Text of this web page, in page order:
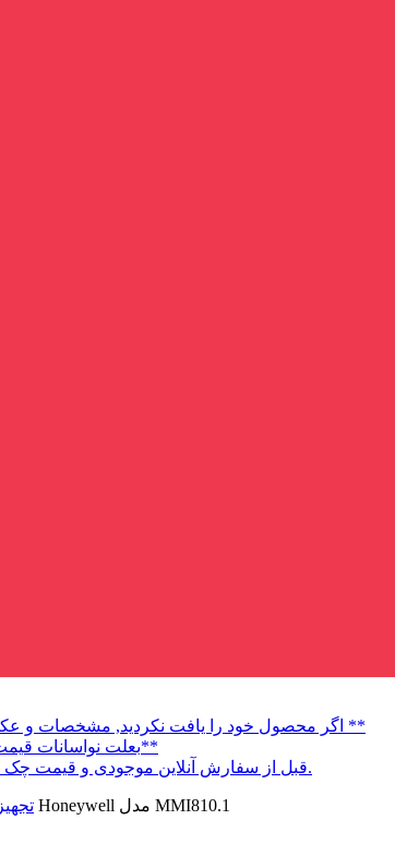
** اگر محصول خود را یافت نکردید, مشخصات و عکس کالا را به شماره 6424072-0936 ارسال نمایید **
**بعلت نواسانات قیمت ارز قبل از واریز وجه و خرید لطفا تماس بگیرید**
قبل از سفارش آنلاین موجودی و قیمت چک کنید درصورت تغییر قیمت سفارش شما لغو میشود.
رله هانیول Honeywell مدل MMI810.1